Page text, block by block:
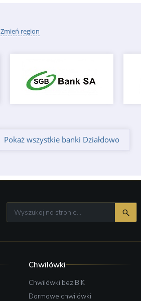
Zmień region
Pokaż wszystkie banki Działdowo
Chwilówki
Chwilówki bez BIK
Darmowe chwilówki